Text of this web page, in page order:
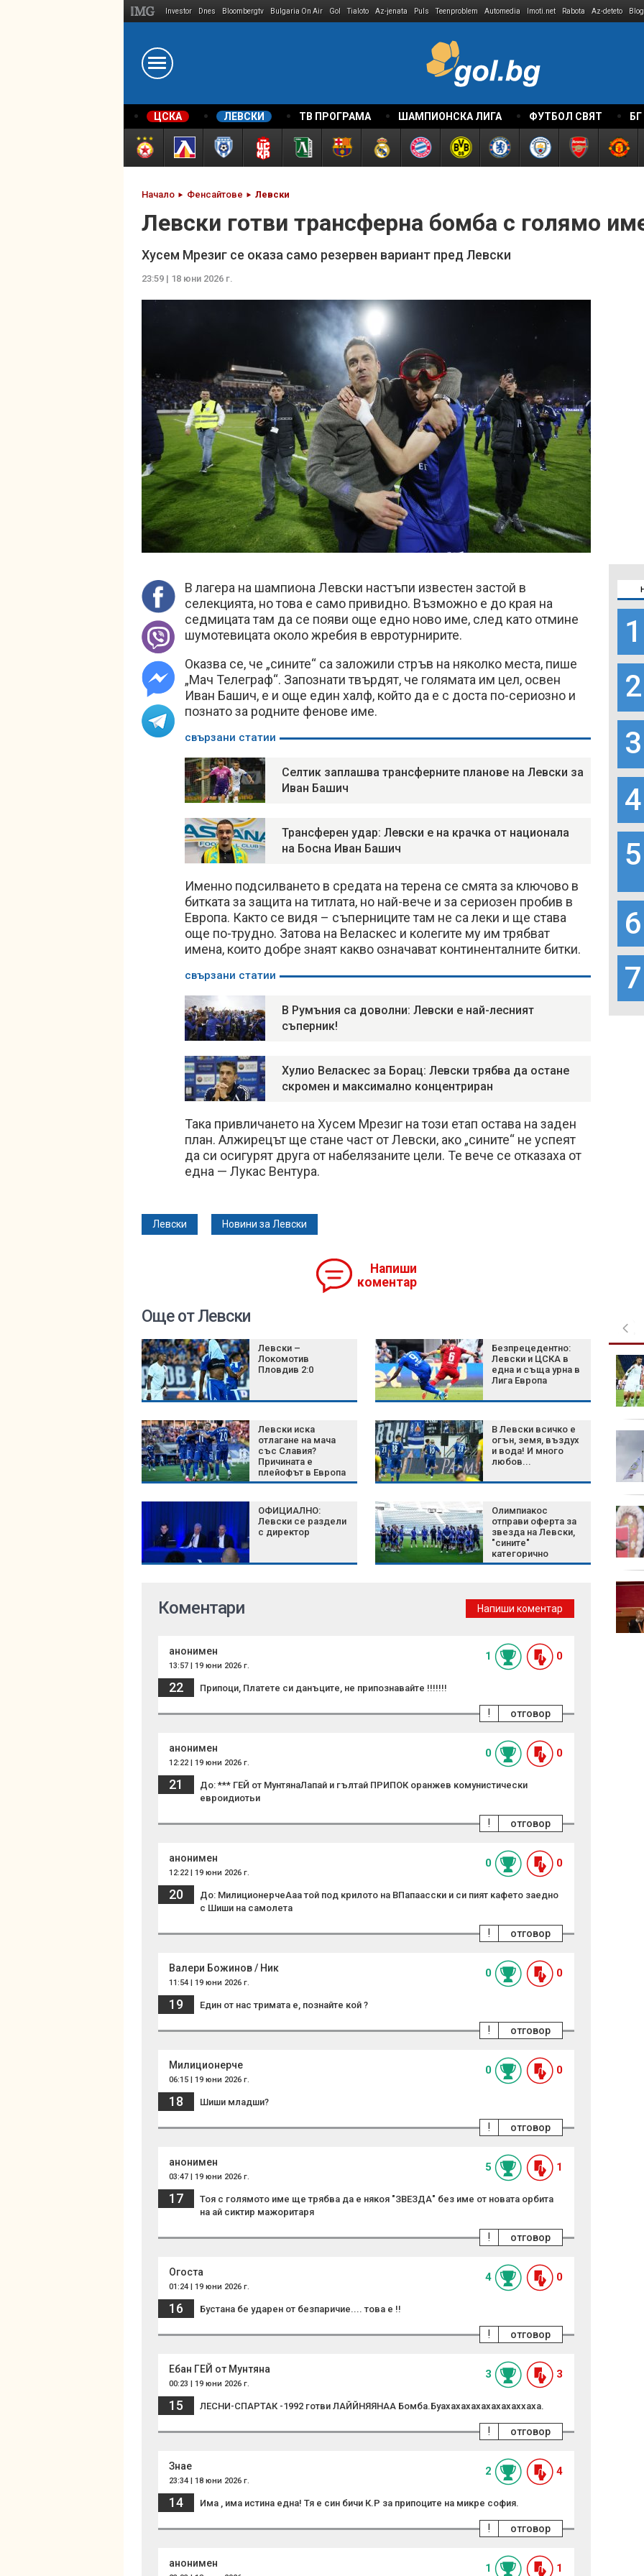
Investor Dnes Bloombergtv Bulgaria On Air Gol Tialoto Az-jenata Puls Teenproblem Automedia Imoti.net Rabota Az-deteto Blog
ЦСКА ЛЕВСКИ ТВ ПРОГРАМА ШАМПИОНСКА ЛИГА ФУТБОЛ СВЯТ
Начало Фенсайтове Левски
Левски готви трансферна бомба с голямо
Хусем Мрезиг се оказа само резервен вариант пред Левски
23:59 | 18 юни 2026 г.
В лагера на шампиона Левски настъпи известен застой в
селекцията, но това е само привидно. Възможно е до края на
седмицата там да се появи още едно ново име, след като отмине
шумотевицата около жребия в евротурнирите.
Оказва се, че „сините“ са заложили стръв на няколко места, пише
„Мач Телеграф“. Запознати твърдят, че голямата им цел, освен
Иван Башич, е и още един халф, който да е с доста по-сериозно и
познато за родните фенове име.
свързани статии
Селтик заплашва трансферните планове на Левски за
Иван Башич
Трансферен удар: Левски е на крачка от национала
на Босна Иван Башич
Именно подсилването в средата на терена се смята за ключово в
битката за защита на титлата, но най-вече и за сериозен пробив в
Европа. Както се видя – съперниците там не са леки и ще става
още по-трудно. Затова на Веласкес и колегите му им трябват
имена, които добре знаят какво означават континенталните битки.
свързани статии
В Румъния са доволни: Левски е най-лесният
съперник!
Хулио Веласкес за Борац: Левски трябва да остане
скромен и максимално концентриран
Така привличането на Хусем Мрезиг на този етап остава на заден
план. Алжирецът ще стане част от Левски, ако „сините“ не успеят
да си осигурят друга от набелязаните цели. Те вече се отказаха от
една — Лукас Вентура.
Левски Новини за Левски
Напиши
коментар
1
2
3
4
5
6
7
Още от Левски
Левски –
Локомотив
Пловдив 2:0
Безпрецедентно:
Левски и ЦСКА в
една и съща урна в
Лига Европа
Левски иска
отлагане на мача
със Славия?
Причината е
плейофът в Европа
и правилото на БФС
В Левски всичко е
огън, земя, въздух
и вода! И много
любов...
ОФИЦИАЛНО:
Левски се раздели
с директор
Олимпиакос
отправи оферта за
звезда на Левски,
"сините"
категорично
отказаха
Green Day пусна
денонощен канал в
YouTube
Затягат контрола по
плажовете в
Халкидики, има арести
Късна емисия
система за откриване
на терористични
Коментари Напиши коментар
анонимен
13:57 | 19 юни 2026 г.
1 0
22 Припоци, Платете си данъците, не припознавайте !!!!!!!
отговор
!
анонимен
12:22 | 19 юни 2026 г.
0 0
21
До: *** ГЕЙ от МунтянаЛапай и гълтай ПРИПОК оранжев комунистически
евроидиотьи
отговор
!
анонимен
12:22 | 19 юни 2026 г.
0 0
20
До: МилиционерчеАаа той под крилото на ВПапаасски и си пият кафето заедно
с Шиши на самолета
отговор
!
Валери Божинов / Ник
11:54 | 19 юни 2026 г.
0 0
19 Един от нас тримата е, познайте кой ?
отговор
!
Милиционерче
06:15 | 19 юни 2026 г.
0 0
18 Шиши младши?
отговор
!
анонимен
03:47 | 19 юни 2026 г.
5 1
17
Тоя с голямото име ще трябва да е някоя "ЗВЕЗДА" без име от новата орбита
на ай сиктир мажоритаря
отговор
!
Огоста
01:24 | 19 юни 2026 г.
4 0
16 Бустана бе ударен от безпаричие.... това е !!
отговор
!
Ебан ГЕЙ от Мунтяна
00:23 | 19 юни 2026 г.
3 3
15 ЛЕСНИ-СПАРТАК -1992 готви ЛАЙЙНЯЯНАА Бомба.Буахахахахахахахаххаха.
отговор
!
Знае
23:34 | 18 юни 2026 г.
2 4
14 Има , има истина една! Тя е син бичи К.Р за припоците на микре софия.
отговор
!
анонимен 1 1